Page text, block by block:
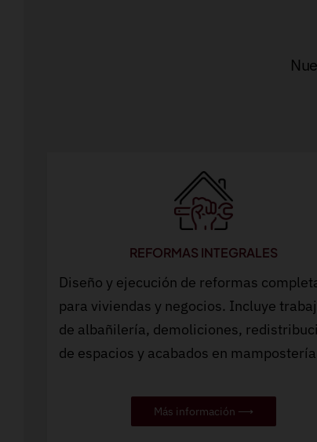
REFORMAS INTEGRALES
Diseño y ejecución de reformas
para viviendas y negocios. Incluye
de albañilería, demoliciones,
de espacios y acabados en
Más información ⟶